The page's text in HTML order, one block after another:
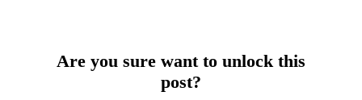
Are you sure want to unlock this
post?